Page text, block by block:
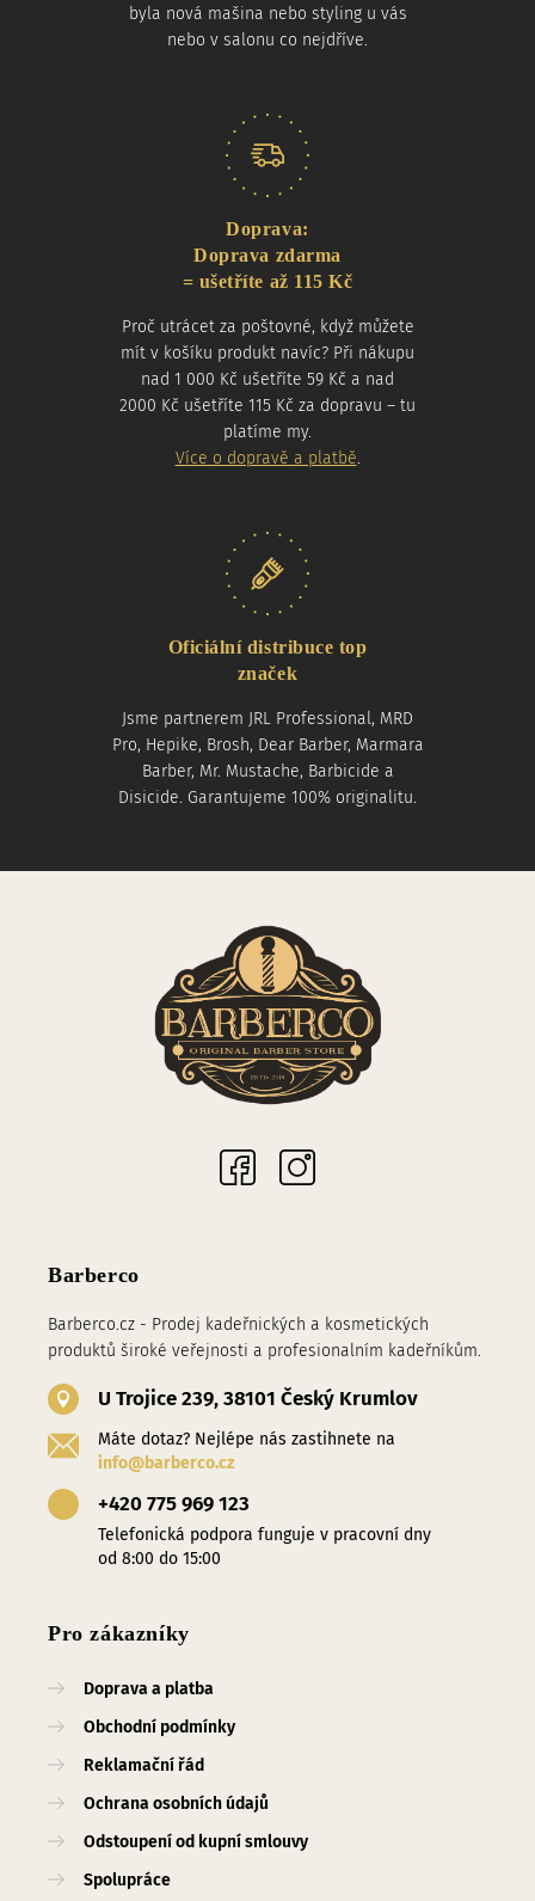
byla nová mašina nebo styling u vás
nebo v salonu co nejdříve.
Doprava:
Doprava zdarma
= ušetříte až 115 Kč
Proč utrácet za poštovné, když můžete
mít v košíku produkt navíc? Při nákupu
nad 1 000 Kč ušetříte 59 Kč a nad
2000 Kč ušetříte 115 Kč za dopravu – tu
platíme my.
Více o dopravě a platbě.
Oficiální distribuce top
značek
Jsme partnerem JRL Professional, MRD
Pro, Hepike, Brosh, Dear Barber, Marmara
Barber, Mr. Mustache, Barbicide a
Disicide. Garantujeme 100% originalitu.
Barberco
Barberco.cz - Prodej kadeřnických a kosmetických
produktů široké veřejnosti a profesionalním kadeřníkům.
U Trojice 239, 38101 Český Krumlov
Máte dotaz? Nejlépe nás zastihnete na
info@barberco.cz
+420 775 969 123
Telefonická podpora funguje v pracovní dny
od 8:00 do 15:00
Pro zákazníky
Doprava a platba
Obchodní podmínky
Reklamační řád
Ochrana osobních údajů
Odstoupení od kupní smlouvy
Spolupráce